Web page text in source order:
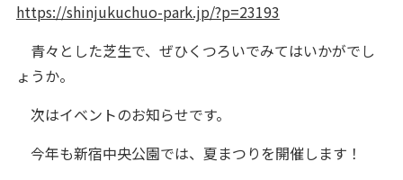
https://shinjukuchuo-park.jp/?p=23193
青々とした芝生で、ぜひくつろいでみてはいかがでし
ょうか。
次はイベントのお知らせです。
今年も新宿中央公園では、夏まつりを開催します！